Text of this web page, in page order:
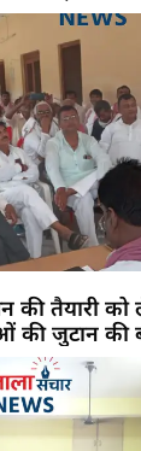
तैयारी को
की जुटान की